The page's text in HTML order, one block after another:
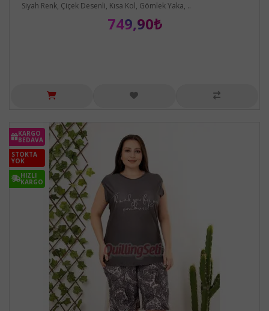
Siyah Renk, Çiçek Desenli, Kısa Kol, Gömlek Yaka, ..
749,90₺
KARGO
BEDAVA
STOKTA
YOK
HIZLI
KARGO